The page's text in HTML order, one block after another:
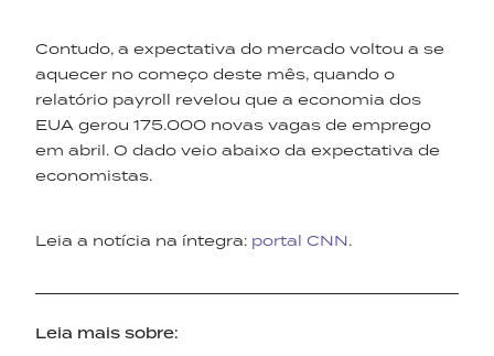
Contudo, a expectativa do mercado voltou a se
aquecer no começo deste mês, quando o
relatório payroll revelou que a economia dos
EUA gerou 175.000 novas vagas de emprego
em abril. O dado veio abaixo da expectativa de
economistas.
Leia a notícia na íntegra: portal CNN.
Leia mais sobre: